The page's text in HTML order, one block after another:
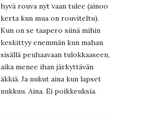
hyvä rouva nyt vaan tulee (ainoo
kerta kun mua on rouviteltu).
Kun on se taapero siinä mihin
keskittyy enemmän kun mahan
sisällä peuhaavaan tulokkaaseen,
aika menee ihan järkyttävän
äkkiä. Ja nukut aina kun lapset
nukkuu. Aina. Ei poikkeuksia.